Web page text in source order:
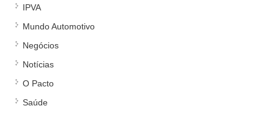
IPVA
Mundo Automotivo
Negócios
Notícias
O Pacto
Saúde